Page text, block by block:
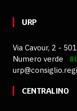
URP
Via Cavour, 2 -
Numero verde
CENTRALINO